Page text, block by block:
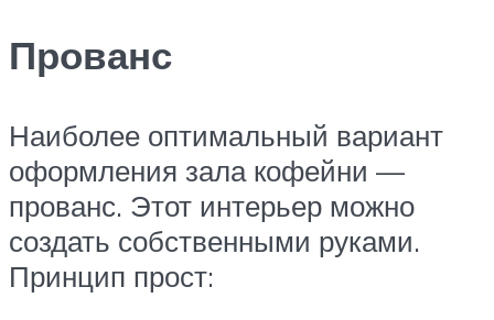
Прованс
Наиболее оптимальный вариант
оформления зала кофейни —
прованс. Этот интерьер можно
создать собственными руками.
Принцип прост: